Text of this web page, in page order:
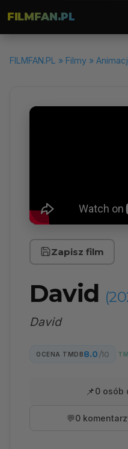
FILMFAN.PL
FILMFAN.PL » Filmy »
Zapisz film
David
David
OCENA TMDB8.0 /10
📌0 osób
💬0